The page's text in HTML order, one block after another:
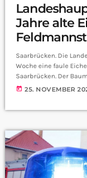
Jahre alte
Saarbrücken. Die
Woche eine faule
Saarbrücken. Der
Jahre alt. An mehreren
retten ist. Die Arbeiten
[…]
today 25. NOVEMBER